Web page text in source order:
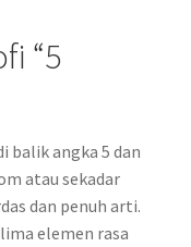
“5
balik angka 5 dan
atau sekadar
dan penuh arti.
elemen rasa